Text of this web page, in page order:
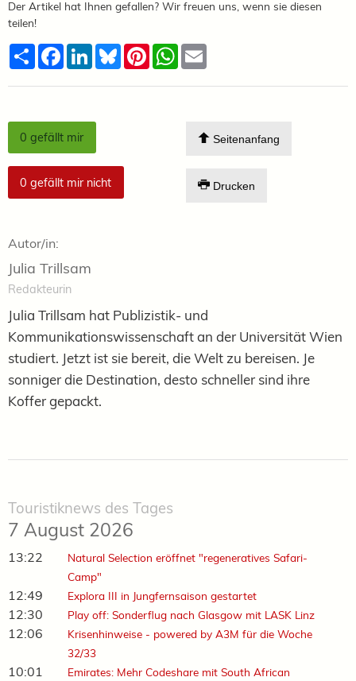
Der Artikel hat Ihnen gefallen? Wir freuen uns, wenn sie diesen
teilen!
TeilenFacebook
LinkedInBlueskyPinterestWhatsApp
0 gefällt mir
0 gefällt mir nicht
Seitenanfang
Drucken
Autor/in:
Julia Trillsam
Redakteurin
Julia Trillsam hat Publizistik- und
Kommunikationswissenschaft an der Universität Wien
studiert. Jetzt ist sie bereit, die Welt zu bereisen. Je
sonniger die Destination, desto schneller sind ihre
Koffer gepackt.
Touristiknews des Tages
7 August 2026
13:22
Natural Selection eröffnet "regeneratives Safari-
Camp"
12:49 Explora III in Jungfernsaison gestartet
12:30 Play off: Sonderflug nach Glasgow mit LASK Linz
12:06
Krisenhinweise - powered by A3M für die Woche
32/33
10:01
Emirates: Mehr Codeshare mit South African